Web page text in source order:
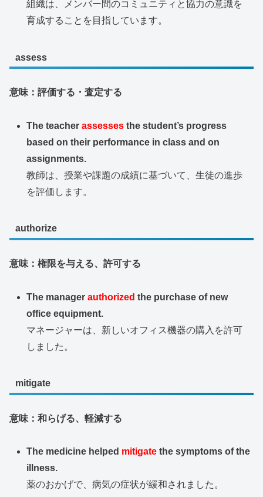
組織は、メンバー間のコミュニティと協力の意識を
育成することを目指しています。
assess
意味：評価する・査定する
The teacherassesses the student’s progress
based on their performance in class and on
assignments.
教師は、授業や課題の成績に基づいて、生徒の進歩
を評価します。
authorize
意味：権限を与える、許可する
The managerauthorized the purchase of new
office equipment.
マネージャーは、新しいオフィス機器の購入を許可
しました。
mitigate
意味：和らげる、軽減する
The medicine helped mitigate the symptoms of the
illness.
薬のおかげで、病気の症状が緩和されました。